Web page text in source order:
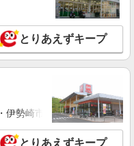
ったぜ！」日払いOK＊障
円 ＜日払い有/週払い有/交
り駅：中野坂上
詳細を見る
とりあえずキープ
伊勢崎市・太田市・館林市
とりあえずキープ